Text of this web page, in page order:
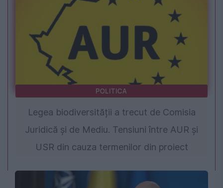
POLITICA
Legea biodiversității a trecut de Comisia
Juridică și de Mediu. Tensiuni între AUR și
USR din cauza termenilor din proiect